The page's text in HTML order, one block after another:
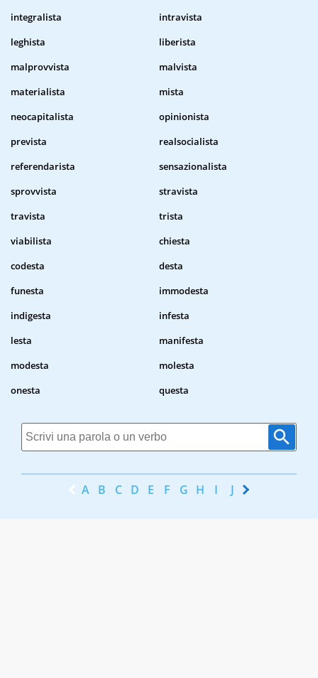
integralista
intravista
leghista
liberista
malprovvista
malvista
materialista
mista
neocapitalista
opinionista
prevista
realsocialista
referendarista
sensazionalista
sprovvista
stravista
travista
trista
viabilista
chiesta
codesta
desta
funesta
immodesta
indigesta
infesta
lesta
manifesta
modesta
molesta
onesta
questa
A B C D E F G H I J K